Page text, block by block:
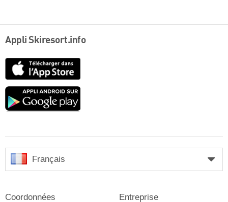
Appli Skiresort.info
Google
Français
Coordonnées Entreprise